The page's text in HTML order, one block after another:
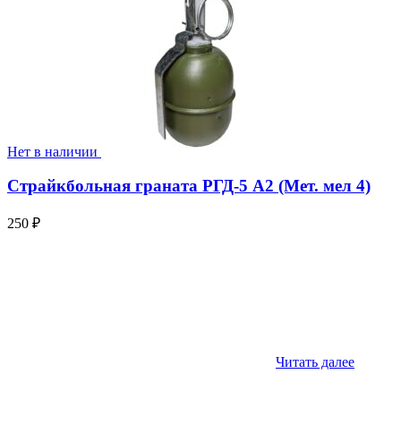
Нет в наличии
Страйкбольная граната РГД-5 А2 (Мет. мел 4)
250 ₽
Читать далее